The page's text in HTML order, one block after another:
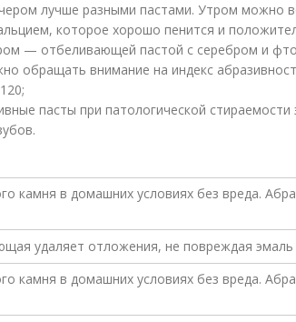
лучше разными пастами. Утром можно
которое хорошо пенится и
— отбеливающей пастой с серебром и
обращать внимание на индекс
пасты при патологической стираемости
удаляет отложения, не повреждая эмаль